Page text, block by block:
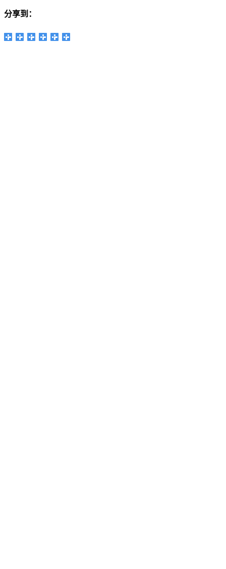
分享到：